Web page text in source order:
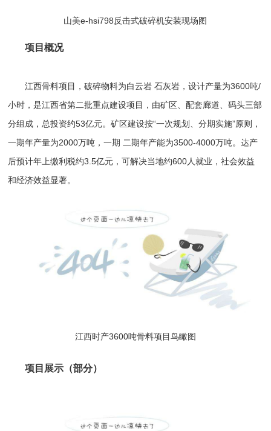
山美e-hsi798反击式破碎机安装现场图
项目概况
江西骨料项目，破碎物料为白云岩 石灰岩，设计产量为3600吨/
小时，是江西省第二批重点建设项目，由矿区、配套廊道、码头三部
分组成，总投资约53亿元。矿区建设按“一次规划、分期实施”原则，
一期年产量为2000万吨，一期 二期年产能为3500-4000万吨。达产
后预计年上缴利税约3.5亿元，可解决当地约600人就业，社会效益
和经济效益显著。
江西时产3600吨骨料项目鸟瞰图
项目展示（部分）